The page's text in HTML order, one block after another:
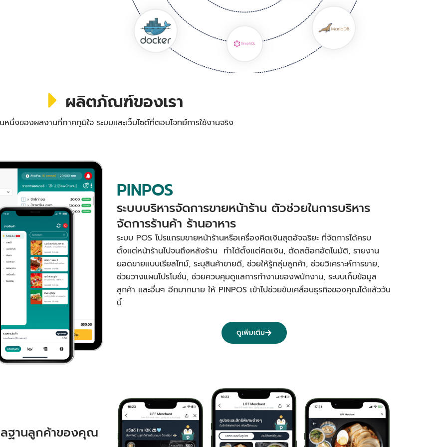
ผลิตภัณฑ์ของเรา
หนึ่งของผลงานที่ภาคภูมิใจ ระบบและเว็บไซต์ที่ตอบโจทย์การใช้งานจริง
PINPOS
ระบบบริหารจัดการขายหน้าร้าน ตัวช่วยในการบริหาร
จัดการร้านค้า ร้านอาหาร
ระบบ POS โปรแกรมขายหน้าร้านหรือเครื่องคิดเงินสุดอัจฉริยะ ที่จัดการได้ครบ
ตั้งแต่หน้าร้านไปจนถึงหลังร้าน ทำได้ตั้งแต่คิดเงิน, ตัดสต๊อกอัตโนมัติ, รายงาน
ยอดขายแบบเรียลไทม์, ระบุสินค้าขายดี, ช่วยให้รู้กลุ่มลูกค้า, ช่วยวิเคราะห์การขาย,
ช่วยวางแผนโปรโมชั่น, ช่วยควบคุมดูแลการทำงานของพนักงาน, ระบบเก็บข้อมูล
ลูกค้า และอื่นๆ อีกมากมาย ให้ PINPOS เข้าไปช่วยขับเคลื่อนธุรกิจของคุณได้แล้ววัน
นี้
ดูเพิ่มเติม
ฐานลูกค้าของคุณ